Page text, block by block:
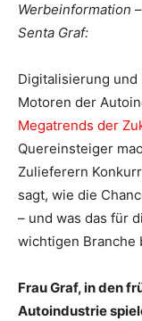
Werbeinformation –
Senta Graf:
Digitalisierung
Motoren der
Megatrends der
Quereinsteiger
Zulieferern
sagt, wie die
– und was das für
wichtigen Branche
Frau Graf, in den
Autoindustrie